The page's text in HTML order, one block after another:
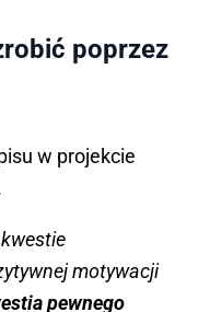
poprzez
w projekcie
motywacji
pewnego